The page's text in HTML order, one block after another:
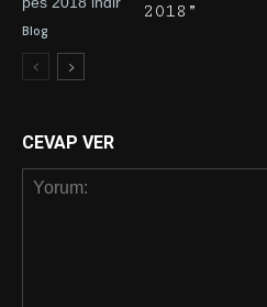
Blog
2018”
CEVAP VER